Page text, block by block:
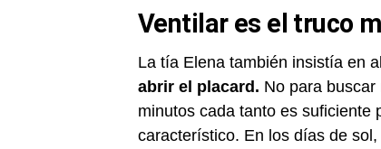
Ventilar es el truco
La tía Elena también insistía en
abrir el placard. No para
minutos cada tanto es suficiente
característico. En los días de